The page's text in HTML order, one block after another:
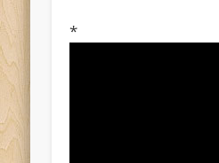
*